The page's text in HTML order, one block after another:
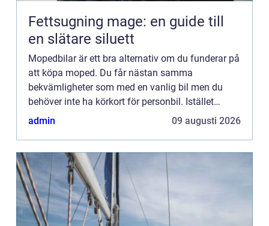
Fettsugning mage: en guide till
en slätare siluett
Mopedbilar är ett bra alternativ om du funderar på
att köpa moped. Du får nästan samma
bekvämligheter som med en vanlig bil men du
behöver inte ha körkort för personbil. Istället
räcker det med AM-körkort. Då allt fler upptäcker
admin 09 augusti 2026